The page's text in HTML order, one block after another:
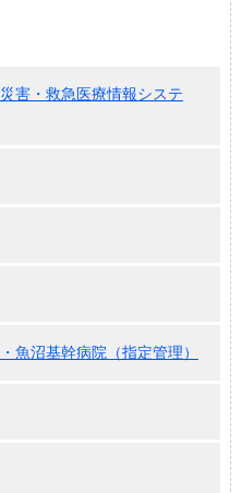
害・救急医療情報システ
魚沼基幹病院（指定管理）